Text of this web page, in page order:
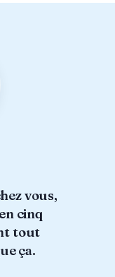
vous,
cinq
tout
ça.